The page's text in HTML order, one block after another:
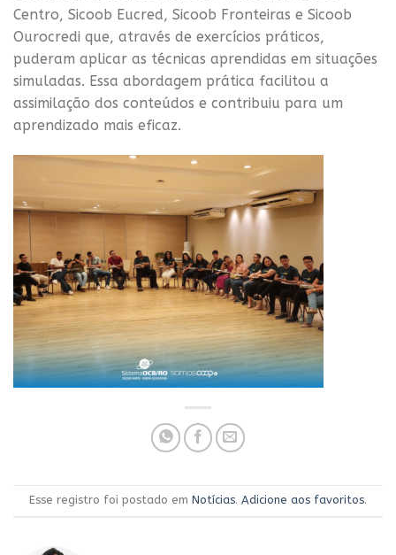
Centro, Sicoob Eucred, Sicoob Fronteiras e Sicoob
Ourocredi que, através de exercícios práticos,
puderam aplicar as técnicas aprendidas em situações
simuladas. Essa abordagem prática facilitou a
assimilação dos conteúdos e contribuiu para um
aprendizado mais eficaz.
Esse registro foi postado em Notícias. Adicione aos favoritos.